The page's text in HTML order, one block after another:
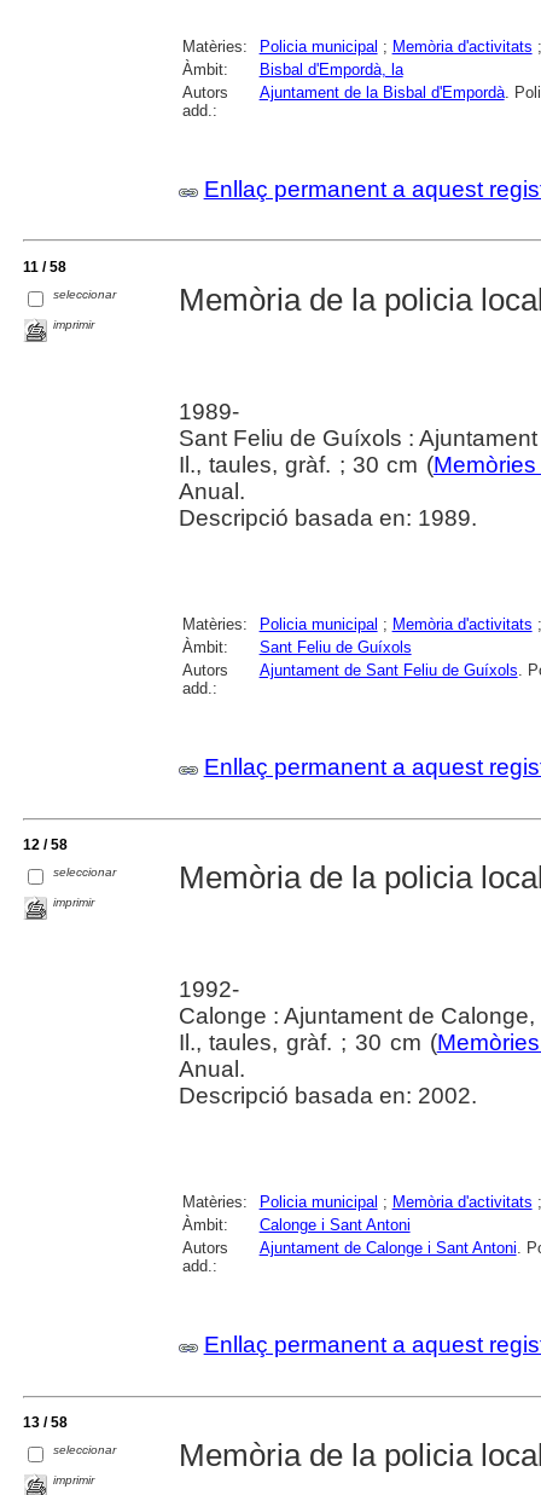
Matèries: Policia municipal ; Memòria d'activitats
Àmbit:
Bisbal d'Empordà, la
Autors
add.:
Ajuntament de la Bisbal d'Empordà.
Enllaç permanent a aquest
11 / 58
seleccionar
imprimir
Memòria de la policia
1989-
Sant Feliu de Guíxols :
Il., taules, gràf. ; 30 cm (
Anual.
Descripció basada en: 1989.
Matèries: Policia municipal ; Memòria d'activitats
Àmbit:
Sant Feliu de Guíxols
Autors
add.:
Ajuntament de Sant Feliu de Guíxols.
Enllaç permanent a aquest
12 / 58
seleccionar
imprimir
Memòria de la policia
1992-
Calonge : Ajuntament de Calonge,
Il., taules, gràf. ; 30 cm (
Anual.
Descripció basada en: 2002.
Matèries: Policia municipal ; Memòria d'activitats
Àmbit:
Calonge i Sant Antoni
Autors
add.:
Ajuntament de Calonge i Sant Antoni.
Enllaç permanent a aquest
13 / 58
seleccionar
imprimir
Memòria de la policia